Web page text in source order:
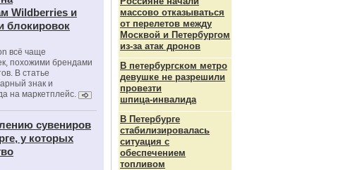
Wildberries и
блокировок
всё чаще
похожими брендами
В статье
знак и
на маркетплейс.
сувениров
у которых
массово отказываться
от перелетов между
Москвой и Петербургом
из-за атак дронов
В петербургском метро
девушке не разрешили
провезти
шпица‑инвалида
В Петербурге
стабилизировалась
ситуация с
обеспечением
топливом